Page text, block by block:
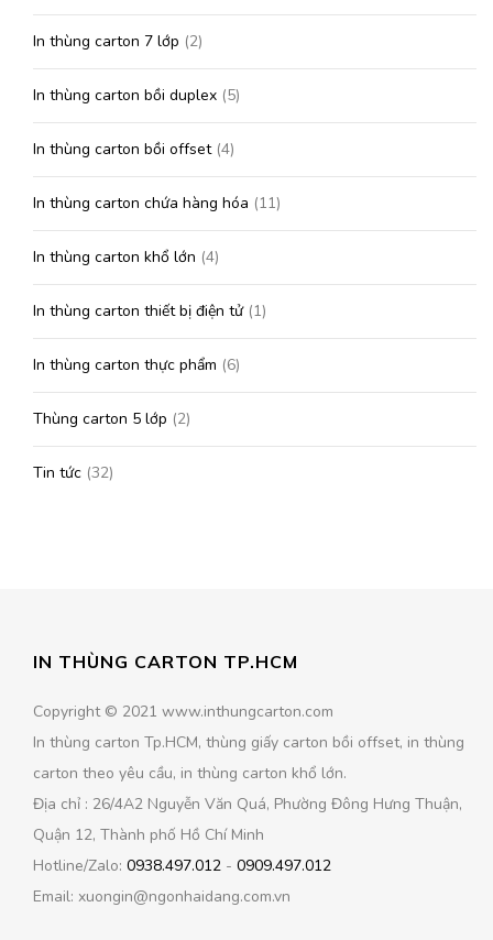
In thùng carton 7 lớp (2)
In thùng carton bồi duplex (5)
In thùng carton bồi offset(4)
In thùng carton chứa hàng hóa (11)
In thùng carton khổ lớn (4)
In thùng carton thiết bị điện tử(1)
In thùng carton thực phẩm (6)
Thùng carton 5 lớp (2)
Tin tức (32)
IN THÙNG CARTON TP.HCM
Copyright © 2021 www.inthungcarton.com
In thùng carton Tp.HCM, thùng giấy carton bồi offset, in thùng
carton theo yêu cầu, in thùng carton khổ lớn.
Địa chỉ : 26/4A2 Nguyễn Văn Quá, Phường Đông Hưng Thuận,
Quận 12, Thành phố Hồ Chí Minh
Hotline/Zalo: 0938.497.012 - 0909.497.012
Email: xuongin@ngonhaidang.com.vn